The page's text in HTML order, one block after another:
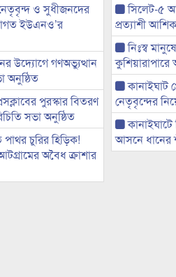
ও সুধীজনদের
ইউএনও’র
উদ্যোগে গণঅভ্যুত্থান
অনুষ্ঠিত
পুরস্কার বিতরণ
সভা অনুষ্ঠিত
চুরির হিড়িক!
অবৈধ ক্রাশার
সিলেট-৫
প্রত্যাশী
নিঃস্ব
কানাইঘাট
নেতৃবৃন্দের
আসনে ধানের